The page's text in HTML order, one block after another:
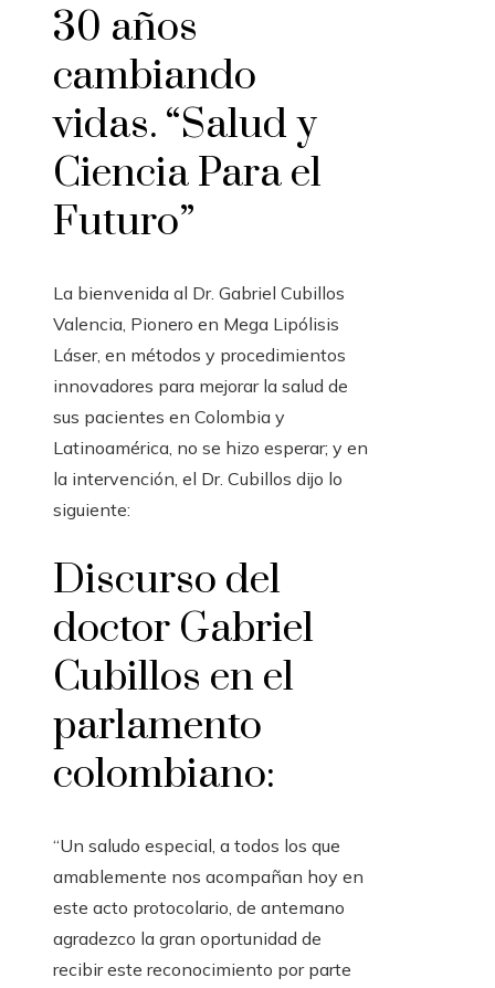
30 años
cambiando
vidas. “Salud y
Ciencia Para el
Futuro”
La bienvenida al Dr. Gabriel Cubillos
Valencia, Pionero en Mega Lipólisis
Láser, en métodos y procedimientos
innovadores para mejorar la salud de
sus pacientes en Colombia y
Latinoamérica, no se hizo esperar; y en
la intervención, el Dr. Cubillos dijo lo
siguiente:
Discurso del
doctor Gabriel
Cubillos en el
parlamento
colombiano:
“Un saludo especial, a todos los que
amablemente nos acompañan hoy en
este acto protocolario, de antemano
agradezco la gran oportunidad de
recibir este reconocimiento por parte